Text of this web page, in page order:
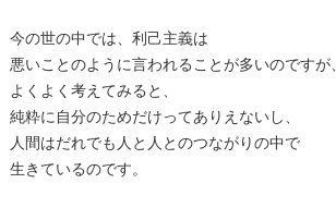
今の世の中では、利己主義は
悪いことのように言われることが多いのですが、
よくよく考えてみると、
純粋に自分のためだけってありえないし、
人間はだれでも人と人とのつながりの中で
生きているのです。